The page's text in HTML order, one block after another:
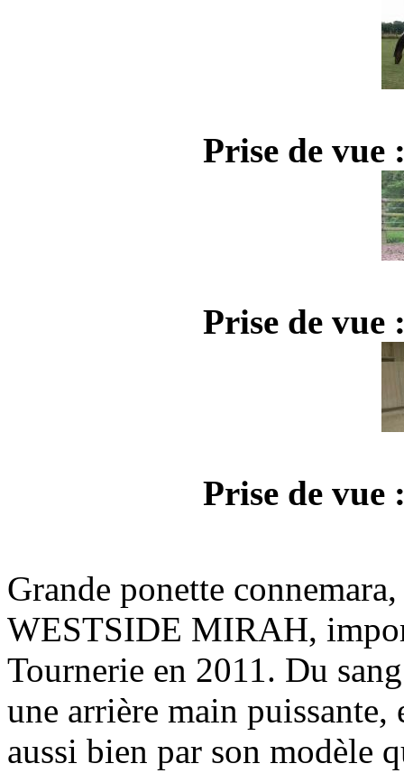
Prise de vue
Prise de vue
Prise de vue
Grande ponette
WESTSIDE MIRAH,
Tournerie en 2011. Du
une arrière main
aussi bien par son modèle